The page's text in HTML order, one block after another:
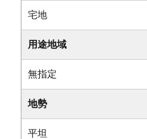
宅地
用途地域
無指定
地勢
平坦